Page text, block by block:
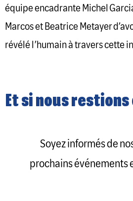
équipe encadrante Michel
Marcos et Beatrice Metayer
révélé l’humain à travers cette
Et si nous
Soyez informés de
prochains événements